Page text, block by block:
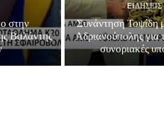
στην
Βαλάντης
EΙΔΗΣΕΙΣ
Συνάντηση Τοψίδη
Αδριανούπολης για
συνοριακές